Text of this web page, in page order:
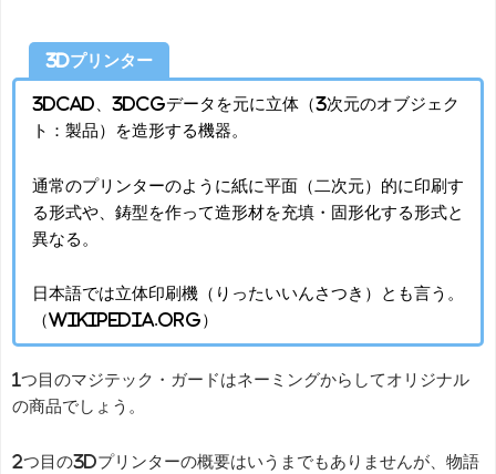
3Dプリンター
3DCAD、3DCGデータを元に立体（3次元のオブジェク
ト：製品）を造形する機器。
通常のプリンターのように紙に平面（二次元）的に印刷す
る形式や、鋳型を作って造形材を充填・固形化する形式と
異なる。
日本語では立体印刷機（りったいいんさつき）とも言う。
（wikipedia.org）
1つ目のマジテック・ガードはネーミングからしてオリジナル
の商品でしょう。
2つ目の3Dプリンターの概要はいうまでもありませんが、物語